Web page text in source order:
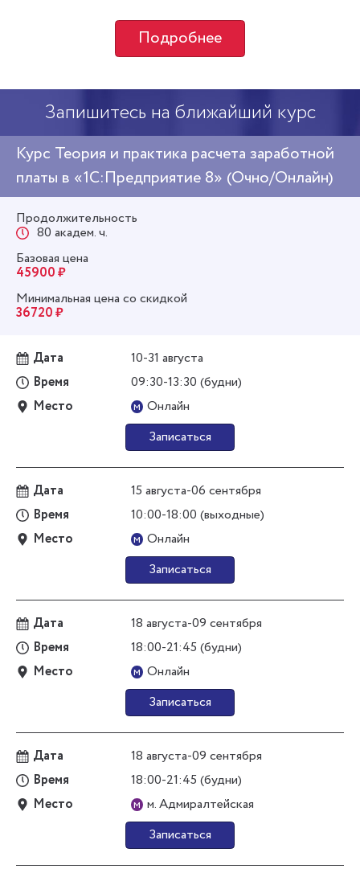
Подробнее
Запишитесь на ближайший курс
Курс Теория и практика расчета заработной
платы в «1С:Предприятие 8» (Очно/Онлайн)
Продолжительность
80 академ. ч.
Базовая цена
45900 ₽
Минимальная цена со скидкой
36720 ₽
Дата
10-31 августа
Время
09:30-13:30 (будни)
Место
м Онлайн
Записаться
Дата
15 августа-06 сентября
Время
10:00-18:00 (выходные)
Место
м Онлайн
Записаться
Дата
18 августа-09 сентября
Время
18:00-21:45 (будни)
Место
м Онлайн
Записаться
Дата
18 августа-09 сентября
Время
18:00-21:45 (будни)
Место
м м. Адмиралтейская
Записаться